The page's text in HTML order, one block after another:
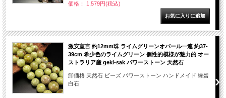
価格： 1,579円(税込)
激安宣言 約12mm珠 ライムグリーンオパール一連 約37-
39cm 希少色のライムグリーン 個性的模様が魅力的 オー
ストラリア産 geki-sak パワーストーン 天然石
卸価格 天然石 ビーズ パワーストーン ハンドメイド 緑蛋
白石